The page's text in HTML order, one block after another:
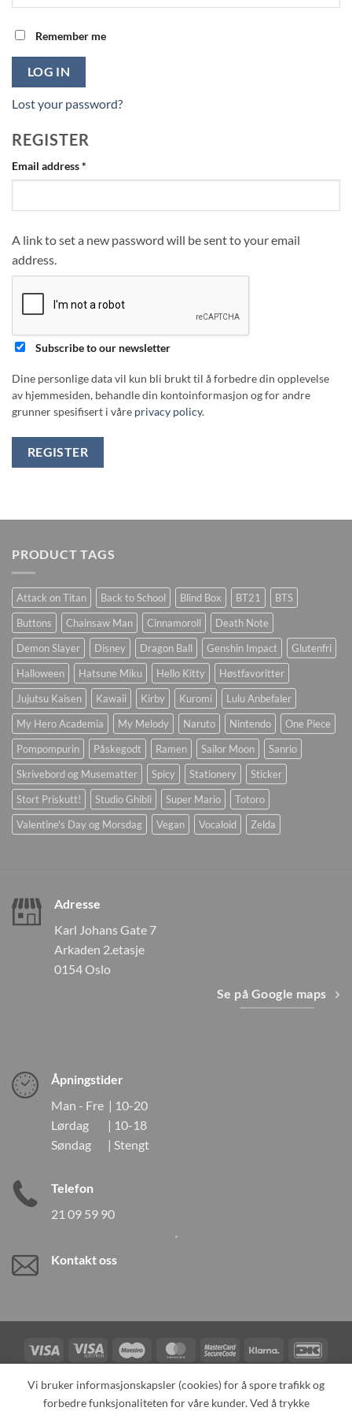
Remember me
LOG IN
Lost your password?
REGISTER
Email address*
A link to set a new password will be sent to your email
address.
Subscribe to our newsletter
Dine personlige data vil kun bli brukt til å forbedre din opplevelse
av hjemmesiden, behandle din kontoinformasjon og for andre
grunner spesifisert i våre privacy policy.
REGISTER
PRODUCT TAGS
Attack on Titan Back to School Blind Box BT21
BTS
Buttons
Chainsaw Man Cinnamoroll
Death Note
Demon Slayer
Disney Dragon Ball Genshin Impact
Glutenfri
Halloween
Hatsune Miku Hello Kitty
Høstfavoritter
Jujutsu Kaisen
Kawaii Kirby Kuromi
Lulu Anbefaler
My Hero Academia
My Melody Naruto Nintendo
One Piece
Pompompurin
Påskegodt Ramen Sailor Moon
Sanrio
Skrivebord og Musematter
Spicy Stationery
Sticker
Stort Priskutt!
Studio Ghibli Super Mario
Totoro
Valentine's Day og Morsdag
Vegan Vocaloid Zelda
Adresse
Karl Johans Gate 7
Arkaden 2.etasje
0154 Oslo
Se på Google maps
Åpningstider
Man - Fre | 10-20
Lørdag | 10-18
Søndag | Stengt
Telefon
21 09 59 90
Kontakt oss
Visa
Visa
Electron
Maestro MasterCardMasterCard
2
Klarna
Card
TILBAKEKALLINGER KONTAKT OSS OM OSS
Vi bruker informasjonskapsler (cookies) for å spore trafikk og
forbedre funksjonaliteten for våre kunder. Ved å trykke